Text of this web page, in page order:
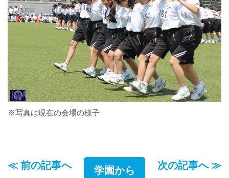
※写真は現在の会場の様子
≪ 前の記事へ 学園から 次の記事へ ≫